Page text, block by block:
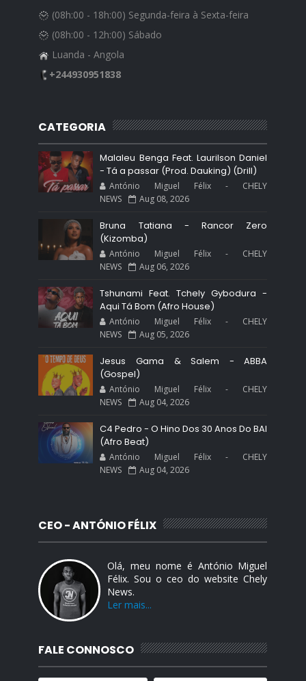
(08h:00 - 18h:00) Segunda-feira à Sexta-feira
(08h:00 - 12h:00) Sábado
Luanda - Angola
+244930951838
CATEGORIA
Malaleu Benga Feat. Laurilson Daniel
- Tá a passar (Prod. Dauking) (Drill)
António Miguel Félix - CHELY
NEWS
Aug 08, 2026
Bruna Tatiana - Rancor Zero
(Kizomba)
António Miguel Félix - CHELY
NEWS
Aug 06, 2026
Tshunami Feat. Tchely Gybodura -
Aqui Tá Bom (Afro House)
António Miguel Félix - CHELY
NEWS
Aug 05, 2026
Jesus Gama & Salem - ABBA
(Gospel)
António Miguel Félix - CHELY
NEWS
Aug 04, 2026
C4 Pedro - O Hino Dos 30 Anos Do BAI
(Afro Beat)
António Miguel Félix - CHELY
NEWS
Aug 04, 2026
CEO - ANTÓNIO FÉLIX
Olá, meu nome é António Miguel
Félix. Sou o ceo do website Chely
News.
Ler mais...
FALE CONNOSCO